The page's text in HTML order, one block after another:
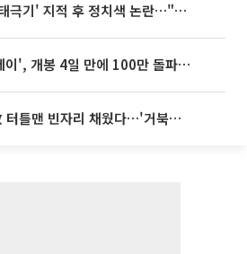
김희철, '뒤집힌 태극기' 지적 후 정치색 논란…"좌우 떠나 우리나라 국기"
놀란 감독 '오디세이', 개봉 4일 만에 100만 돌파⋯'왕사남' 보다 빠르다
'불명' 문세윤, 故 터틀맨 빈자리 채웠다…'거북이' 눈물의 최종 우승